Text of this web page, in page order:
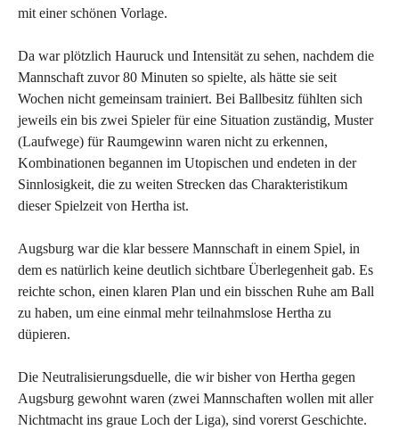
mit einer schönen Vorlage.
Da war plötzlich Hauruck und Intensität zu sehen, nachdem die
Mannschaft zuvor 80 Minuten so spielte, als hätte sie seit
Wochen nicht gemeinsam trainiert. Bei Ballbesitz fühlten sich
jeweils ein bis zwei Spieler für eine Situation zuständig, Muster
(Laufwege) für Raumgewinn waren nicht zu erkennen,
Kombinationen begannen im Utopischen und endeten in der
Sinnlosigkeit, die zu weiten Strecken das Charakteristikum
dieser Spielzeit von Hertha ist.
Augsburg war die klar bessere Mannschaft in einem Spiel, in
dem es natürlich keine deutlich sichtbare Überlegenheit gab. Es
reichte schon, einen klaren Plan und ein bisschen Ruhe am Ball
zu haben, um eine einmal mehr teilnahmslose Hertha zu
düpieren.
Die Neutralisierungsduelle, die wir bisher von Hertha gegen
Augsburg gewohnt waren (zwei Mannschaften wollen mit aller
Nichtmacht ins graue Loch der Liga), sind vorerst Geschichte.